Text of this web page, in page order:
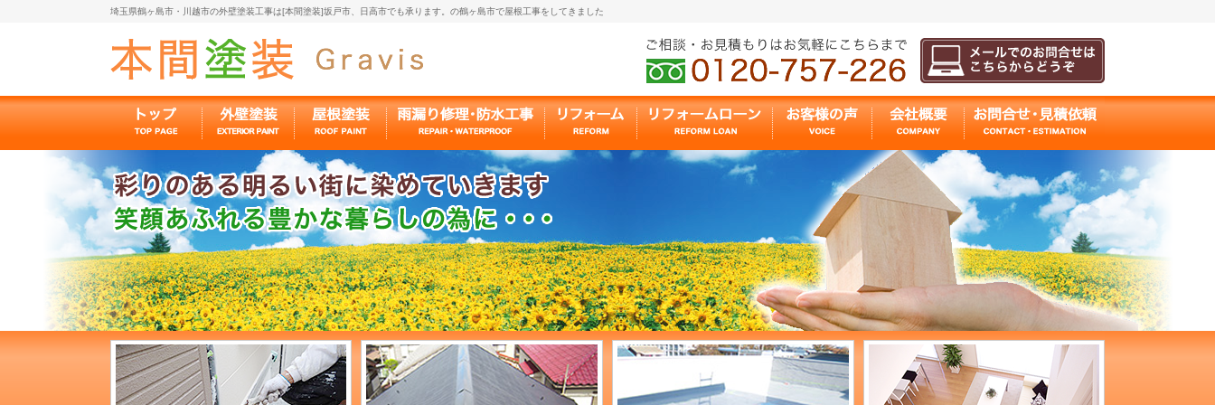
埼玉県鶴ヶ島市・川越市の外壁塗装工事は[本間塗装]坂戸市、日高市でも承ります。の鶴ヶ島市で屋根工事をしてきました